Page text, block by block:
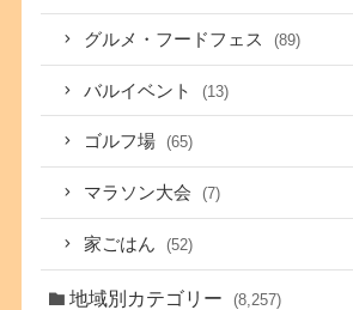
グルメ・フードフェス (89)
バルイベント (13)
ゴルフ場 (65)
マラソン大会 (7)
家ごはん (52)
地域別カテゴリー (8,257)